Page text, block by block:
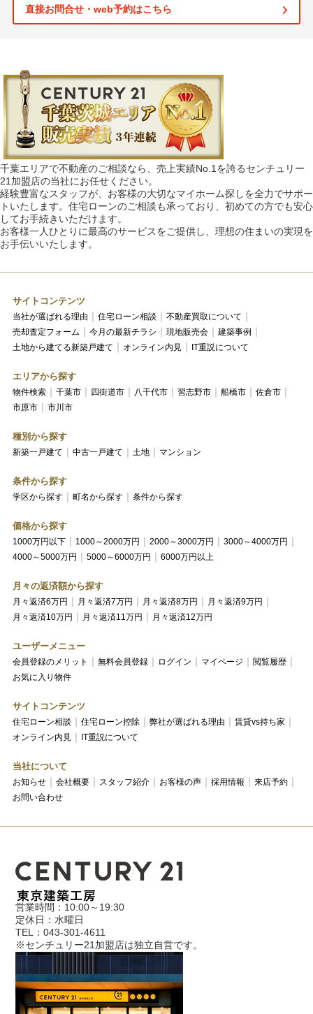
直接お問合せ・web予約はこちら
千葉エリアで不動産のご相談なら、売上実績No.1を誇るセンチュリー
21加盟店の当社にお任せください。
経験豊富なスタッフが、お客様の大切なマイホーム探しを全力でサポー
トいたします。住宅ローンのご相談も承っており、初めての方でも安心
してお手続きいただけます。
お客様一人ひとりに最高のサービスをご提供し、理想の住まいの実現を
お手伝いいたします。
サイトコンテンツ
当社が選ばれる理由 住宅ローン相談
不動産買取について
売却査定フォーム
今月の最新チラシ 現地販売会
建築事例
土地から建てる新築戸建て
オンライン内見 IT重説について
エリアから探す
物件検索 千葉市 四街道市 八千代市 習志野市 船橋市
佐倉市
市原市
市川市
種別から探す
新築一戸建て 中古一戸建て 土地 マンション
条件から探す
学区から探す 町名から探す 条件から探す
価格から探す
1000万円以下 1000～2000万円 2000～3000万円
3000～4000万円
4000～5000万円
5000～6000万円 6000万円以上
月々の返済額から探す
月々返済6万円 月々返済7万円 月々返済8万円
月々返済9万円
月々返済10万円
月々返済11万円 月々返済12万円
ユーザーメニュー
会員登録のメリット 無料会員登録 ログイン マイページ
閲覧履歴
お気に入り物件
サイトコンテンツ
住宅ローン相談 住宅ローン控除 弊社が選ばれる理由
賃貸vs持ち家
オンライン内見
IT重説について
当社について
お知らせ 会社概要 スタッフ紹介 お客様の声 採用情報
来店予約
お問い合わせ
営業時間：10:00～19:30
定休日：水曜日
TEL：043-301-4611
※センチュリー21加盟店は独立自営です。